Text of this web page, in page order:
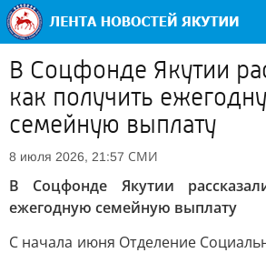
В Соцфонде Якутии
как получить
семейную выплату
8 июля 2026, 21:57 СМИ
В Соцфонде Якутии
ежегодную семейную выплату
С начала июня Отделение